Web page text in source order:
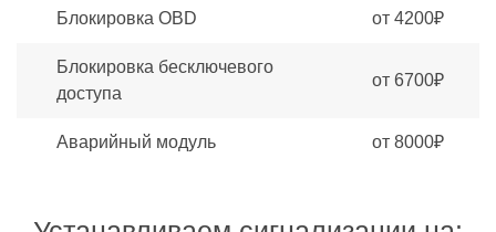
Блокировка OBD от 4200₽
Блокировка бесключевого
доступа
от 6700₽
Аварийный модуль от 8000₽